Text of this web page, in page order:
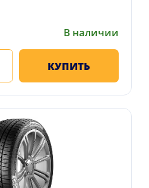
В наличии
КУПИТЬ